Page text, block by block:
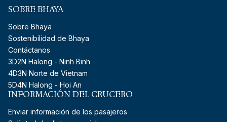
SOBRE BHAYA
Sobre Bhaya
Sostenibilidad de Bhaya
Contáctanos
3D2N Halong - Ninh Binh
4D3N Norte de Vietnam
5D4N Halong - Hoi An
INFORMACIÓN DEL CRUCERO
Enviar información de los pasajeros